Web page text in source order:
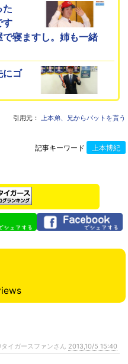
た
す
寝ますし。姉も一緒
にゴ
引用元： 上本弟、兄からバットを貰う
記事キーワード 上本博紀
イガースファンさん 2013,10/5 15:40